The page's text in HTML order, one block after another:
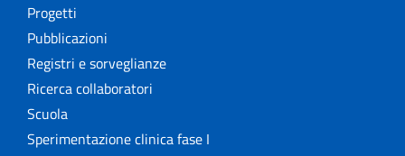
Progetti
Pubblicazioni
Registri e sorveglianze
Ricerca collaboratori
Scuola
Sperimentazione clinica fase I